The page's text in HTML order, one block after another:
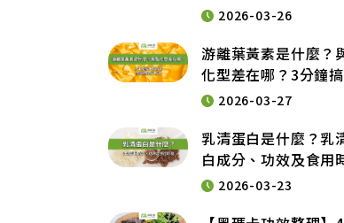
入睡與常見注意事項
2026-03-26
游離葉黃素是什麼？
化型差在哪？3分鐘
黃素挑選重點及吃法
2026-03-27
乳清蛋白是什麼？乳
白成分、功效及食用
2026-03-23